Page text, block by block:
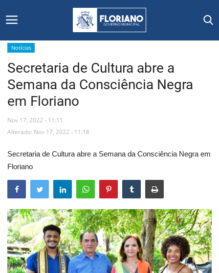
Início
Editais
Floriano
Mural de Licitações
Notícias
Vídeos
Webmail
Contato
Notícias
Secretaria de Cultura abre a
Semana da Consciência Negra
em Floriano
Nov 17, 2022 - 11:11
Alterado: Nov 17, 2022 - 11:18
Secretaria de Cultura abre a Semana da Consciência Negra em
Floriano